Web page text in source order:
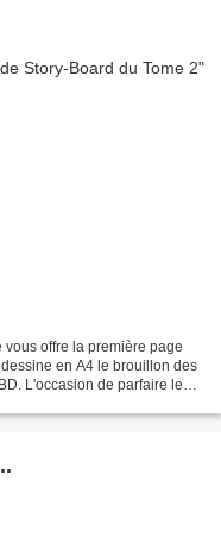
offre la première page
en A4 le brouillon des
L'occasion de parfaire les